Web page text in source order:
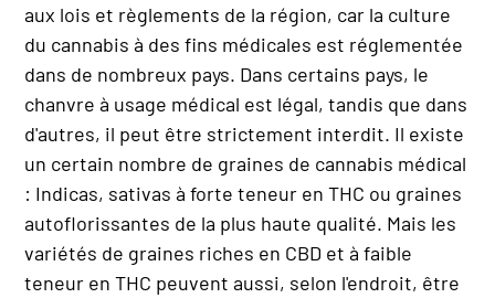
aux lois et règlements de la région, car la culture
du cannabis à des fins médicales est réglementée
dans de nombreux pays. Dans certains pays, le
chanvre à usage médical est légal, tandis que dans
d'autres, il peut être strictement interdit. Il existe
un certain nombre de graines de cannabis médical
: Indicas, sativas à forte teneur en THC ou graines
autoflorissantes de la plus haute qualité. Mais les
variétés de graines riches en CBD et à faible
teneur en THC peuvent aussi, selon l'endroit, être